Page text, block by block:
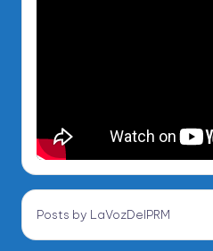
Posts by LaVozDelPRM